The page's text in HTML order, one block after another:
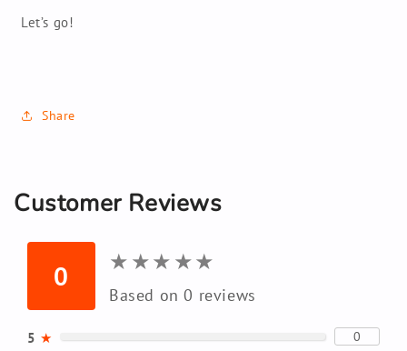
Let’s go!
Share
Customer Reviews
0 ★★★★★
★★★★★
Based on 0 reviews
5 ★ 0